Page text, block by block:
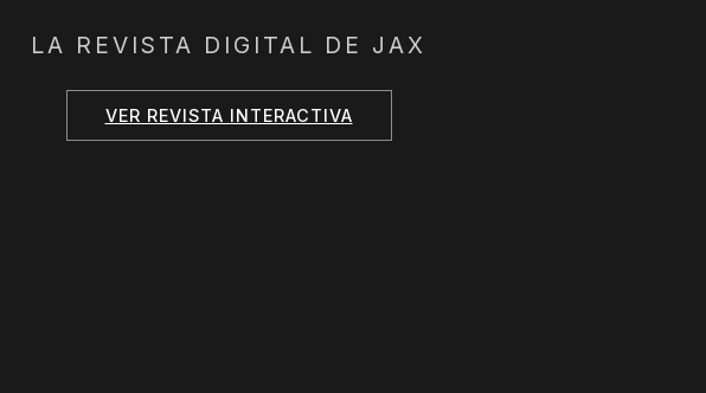
LA REVISTA DIGITAL DE JAX
VER REVISTA INTERACTIVA